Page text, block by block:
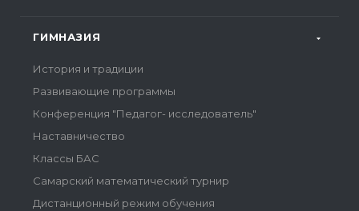
ГИМНАЗИЯ
История и традиции
Развивающие программы
Конференция "Педагог- исследователь"
Наставничество
Классы БАС
Самарский математический турнир
Дистанционный режим обучения